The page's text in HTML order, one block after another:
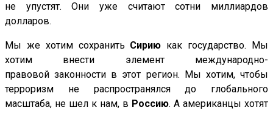
не упустят. Они уже считают сотни миллиардов
долларов.
Мы же хотим сохранить Сирию как государство. Мы
хотим внести элемент международно-
правовой законности в этот регион. Мы хотим, чтобы
терроризм не распространялся до глобального
масштаба, не шел к нам, в Россию. А американцы хотят